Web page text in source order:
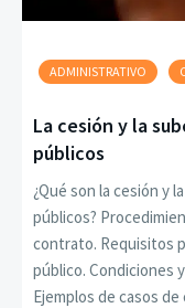
ADMINISTRATIVO
La cesión y la
públicos
¿Qué son la cesión y
públicos?
contrato. Requisitos
público. Condiciones
Ejemplos de casos